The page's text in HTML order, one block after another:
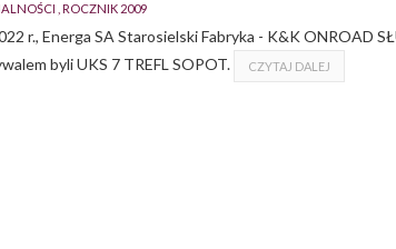
ROCZNIK 2009
r., Energa SA Starosielski Fabryka - K&K ONROAD
byli UKS 7 TREFL SOPOT.
CZYTAJ DALEJ